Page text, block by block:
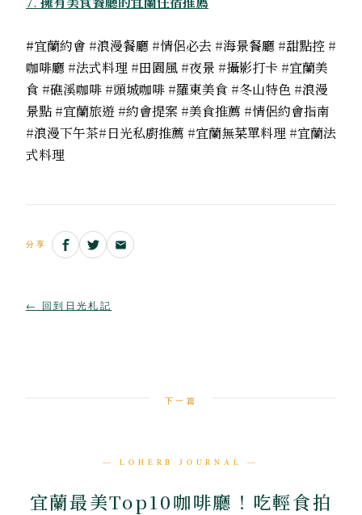
#宜蘭約會 #浪漫餐廳 #情侶必去 #海景餐廳 #甜點控 #
咖啡廳 #法式料理 #田園風 #夜景 #攝影打卡 #宜蘭美
食 #礁溪咖啡 #頭城咖啡 #羅東美食 #冬山特色 #浪漫
景點 #宜蘭旅遊 #約會提案 #美食推薦 #情侶約會指南
#浪漫下午茶#日光私廚推薦 #宜蘭無菜單料理 #宜蘭法
式料理
分享
← 回到日光札記
下一篇
— LOHERB JOURNAL —
宜蘭最美Top10咖啡廳！吃輕食拍